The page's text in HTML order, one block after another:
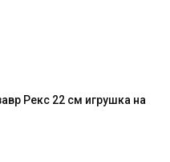
Рекс 22 см игрушка на